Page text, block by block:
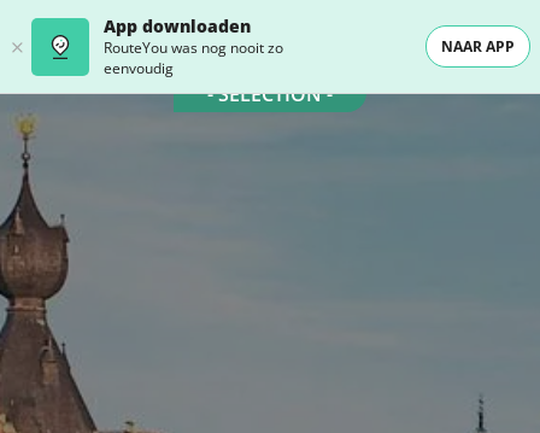
App downloaden
RouteYou was nog nooit zo
eenvoudig
NAAR APP
- SELECTION -